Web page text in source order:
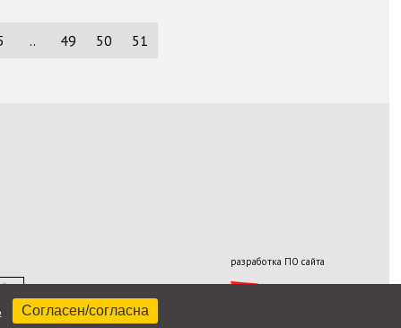
.. 49 50 51
разработка ПО сайта
Согласен/согласна